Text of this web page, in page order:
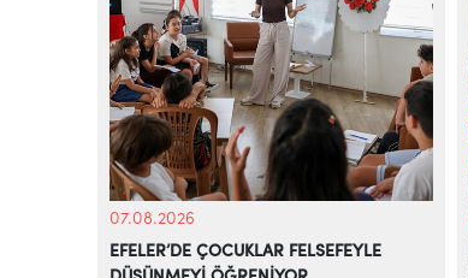
07.08.2026
EFELER’DE ÇOCUKLAR FELSEFEYLE